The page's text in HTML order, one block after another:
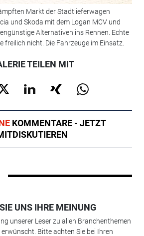
Markt der Stadtlieferwagen
und Skoda mit dem Logan MCV und
Alternativen ins Rennen. Echte
freilich nicht. Die Fahrzeuge im Einsatz.
TEILEN MIT
KOMMENTARE - JETZT
UNS IHRE MEINUNG
unserer Leser zu allen Branchenthemen
Bitte achten Sie bei Ihren